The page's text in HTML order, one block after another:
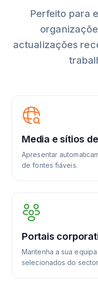
Perfeito para
actualizações
Media e sítios
Apresentar
de fontes fiáveis.
Portais
Mantenha a sua
selecionados do